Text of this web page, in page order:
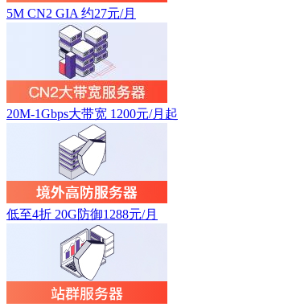
5M CN2 GIA 约27元/月
20M-1Gbps大带宽 1200元/月起
低至4折 20G防御1288元/月